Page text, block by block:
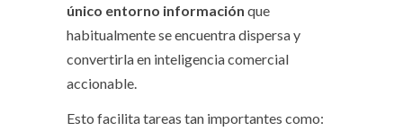
único entorno información que
habitualmente se encuentra dispersa y
convertirla en inteligencia comercial
accionable.
Esto facilita tareas tan importantes como: